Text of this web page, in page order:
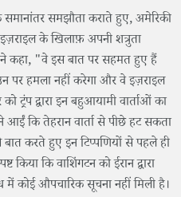
समझौता कराते हुए, अमेरिकी
इज़राइल के खिलाफ़ अपनी शत्रुता
कहा, "वे इस बात पर सहमत हुए हैं
पर हमला नहीं करेगा और वे इज़राइल
ट्रंप द्वारा इन बहुआयामी वार्ताओं का
कि तेहरान वार्ता से पीछे हट सकता
बात करते हुए इन टिप्पणियों से पहले ही
कि वाशिंगटन को ईरान द्वारा
में कोई औपचारिक सूचना नहीं मिली है।